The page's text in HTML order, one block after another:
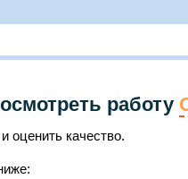
работу
оценить качество.